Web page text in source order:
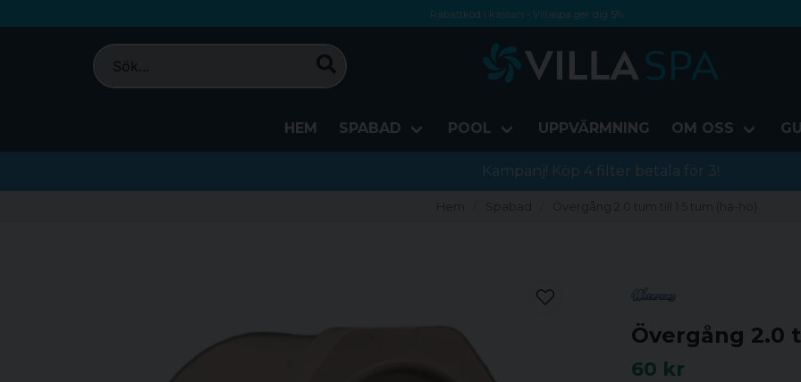
Rabattkod i kassan - Villaspa ger dig 5%
Fri frakt från 1000 kr!
Betala med Swish, faktura eller kontokort
HEM SPABAD POOL UPPVÄRMNING OM OSS
Kampanj! Köp 4 filter betala för 3!
Hem Spabad Övergång 2.0 tum till 1.5 tum (ha-ho)
Övergång 2.0
60 kr